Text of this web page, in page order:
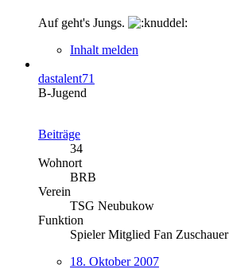
Auf geht's Jungs.
Inhalt melden
dastalent71
B-Jugend
Beiträge
34
Wohnort
BRB
Verein
TSG Neubukow
Funktion
Spieler Mitglied Fan Zuschauer
18. Oktober 2007